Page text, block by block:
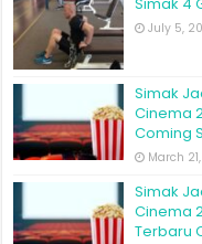
July 5,
Simak
Cinema
Coming
March
Simak
Cinema
Terbaru